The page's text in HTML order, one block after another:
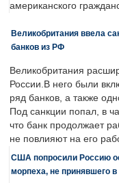
американского
Великобритания ввела
банков из РФ
Великобритания
России.В него были
ряд банков, а также
Под санкции попал, в
что банк продолжает
не повлияют на его
США попросили Россию
морпеха, не принявшего